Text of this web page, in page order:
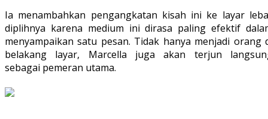
Ia menambahkan pengangkatan kisah ini ke layar
diplihnya karena medium ini dirasa paling efektif
menyampaikan satu pesan. Tidak hanya menjadi orang
belakang layar, Marcella juga akan terjun
sebagai pemeran utama.